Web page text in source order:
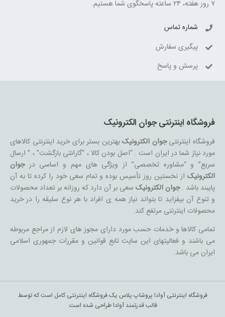
۷ روز هفته، ۲۴ ساعته پاسخگوی شما هستیم.
شماره تماس
پیگیری سفارش
پرسش و پاسخ
فروشگاه اینترنتی جوان الکترونیک
فروشگاه اینترنتیجوان الکترونیکبهترین بستر برای خرید اینترنتی کالاهای
مورد نیاز شما در ایران است . “اصل بودن کالا ، “گارانتی بازگشت” ، ” ارسال
سریع” و “مشاوره تخصصی” از ویژگی های مهم و اساسی درجوان
الکترونیکاز نخستین روز تأسیس بوده و تمام سعی خود را کرده تا به آن
پایبند باشد .جوان الکترونیکسعی بر آن دارد که روزانه بر تعداد محصولات
و تنوع آن بیفزاید تا بتواند نیاز همه ی افراد با هر نوع سلیقه را در خرید
محصولات اینترنتی مرتفع کند.
تمامی کالاها و خدمات حسب مورد دارای مجوز های لازم از مراجع مربوطه
می باشند و فعالیتهای این سایت تابع قوانین و مقررات جمهوری اسلامی
ایران می باشد.
فروشگاه اینترنتی آوادا پروشاپ پلاس یک فروشگاه اینترنتی کامل است که توسط
قالب قدرتمند آوادا طراحی شده است.